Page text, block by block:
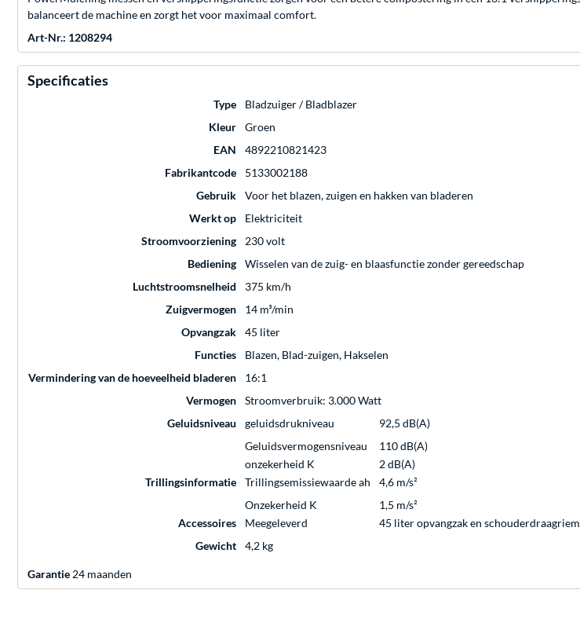
balanceert de machine en zorgt het voor maximaal comfort.
Art-Nr.: 1208294
Specificaties
Type
Bladzuiger / Bladblazer
Kleur
Groen
EAN
4892210821423
Fabrikantcode
5133002188
Gebruik
Voor het blazen, zuigen en hakken van bladeren
Werkt op
Elektriciteit
Stroomvoorziening
230 volt
Bediening
Wisselen van de zuig- en blaasfunctie zonder gereedschap
Luchtstroomsnelheid
375 km/h
Zuigvermogen
14 m³/min
Opvangzak
45 liter
Functies
Blazen, Blad-zuigen, Hakselen
Vermindering van de hoeveelheid bladeren
16:1
Vermogen
Stroomverbruik: 3.000 Watt
Geluidsniveau
geluidsdrukniveau
92,5 dB(A)
Geluidsvermogensniveau
110 dB(A)
onzekerheid K
2 dB(A)
Trillingsinformatie
Trillingsemissiewaarde ah
4,6 m/s²
Onzekerheid K
1,5 m/s²
Accessoires
Meegeleverd
45 liter opvangzak en schouderdraagriem
Gewicht
4,2 kg
Garantie 24 maanden